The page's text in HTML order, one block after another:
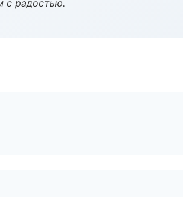
с радостью.